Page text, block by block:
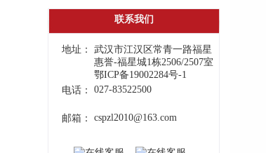
联系我们
地址：
武汉市江汉区常青一路福星
惠誉-福星城1栋2506/2507室
鄂ICP备19002284号-1
电话：
027-83522500
邮箱： cspzl2010@163.com